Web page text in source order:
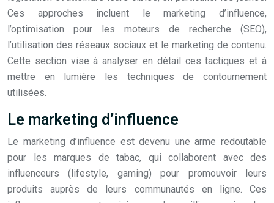
Ces approches incluent le marketing d’influence,
l’optimisation pour les moteurs de recherche (SEO),
l’utilisation des réseaux sociaux et le marketing de contenu.
Cette section vise à analyser en détail ces tactiques et à
mettre en lumière les techniques de contournement
utilisées.
Le marketing d’influence
Le marketing d’influence est devenu une arme redoutable
pour les marques de tabac, qui collaborent avec des
influenceurs (lifestyle, gaming) pour promouvoir leurs
produits auprès de leurs communautés en ligne. Ces